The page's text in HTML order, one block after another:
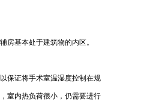
房基本处于建筑物的内区。
保证将手术室温湿度控制在规
室内热负荷很小，仍需要进行